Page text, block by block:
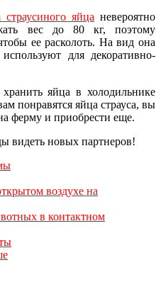
страусиного яйца невероятно
вес до 80 кг, поэтому
ее расколоть. На вид она
для декоративно-
яйца в холодильнике
понравятся яйца страуса, вы
ферму и приобрести еще.
видеть новых партнеров!
воздухе на
в контактном